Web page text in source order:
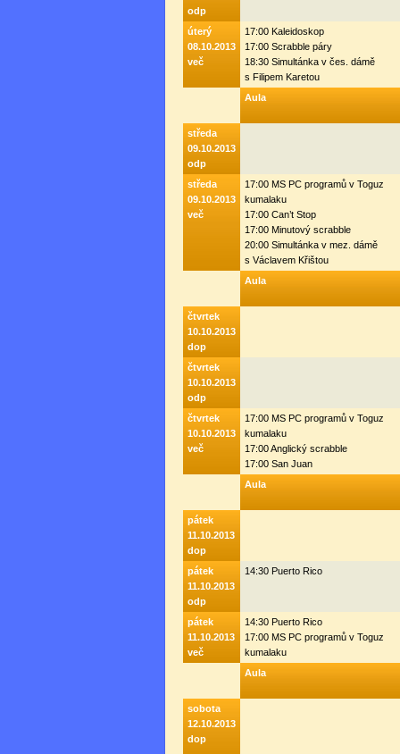
odp
úterý
08.10.2013
več
17:00 Kaleidoskop
17:00 Scrabble páry
18:30 Simultánka v čes. dámě
s Filipem Karetou
Aula
středa
09.10.2013
odp
středa
09.10.2013
več
17:00 MS PC programů v Toguz
kumalaku
17:00 Can’t Stop
17:00 Minutový scrabble
20:00 Simultánka v mez. dámě
s Václavem Křištou
Aula
čtvrtek
10.10.2013
dop
čtvrtek
10.10.2013
odp
čtvrtek
10.10.2013
več
17:00 MS PC programů v Toguz
kumalaku
17:00 Anglický scrabble
17:00 San Juan
Aula
pátek
11.10.2013
dop
pátek
11.10.2013
odp
14:30 Puerto Rico
pátek
11.10.2013
več
14:30 Puerto Rico
17:00 MS PC programů v Toguz
kumalaku
Aula
sobota
12.10.2013
dop